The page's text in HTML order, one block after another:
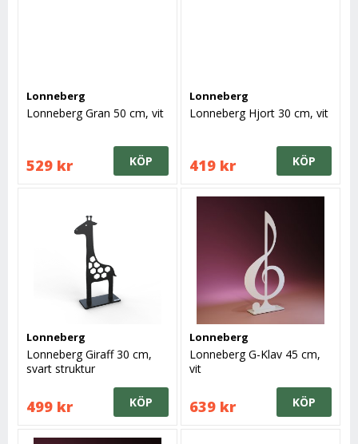
Lonneberg
Lonneberg Gran 50 cm, vit
529 kr KÖP
Lonneberg
Lonneberg Hjort 30 cm, vit
419 kr KÖP
Lonneberg
Lonneberg Giraff 30 cm,
svart struktur
499 kr KÖP
Lonneberg
Lonneberg G-Klav 45 cm,
vit
639 kr KÖP